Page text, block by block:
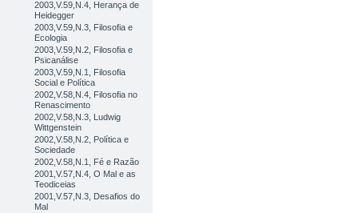
2003,V.59,N.4, Herança de
Heidegger
2003,V.59,N.3, Filosofia e
Ecologia
2003,V.59,N.2, Filosofia e
Psicanálise
2003,V.59,N.1, Filosofia
Social e Política
2002,V.58,N.4, Filosofia no
Renascimento
2002,V.58,N.3, Ludwig
Wittgenstein
2002,V.58,N.2, Política e
Sociedade
2002,V.58,N.1, Fé e Razão
2001,V.57,N.4, O Mal e as
Teodiceias
2001,V.57,N.3, Desafios do
Mal